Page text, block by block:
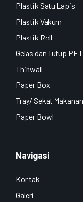
Plastik Satu Lapis
Plastik Vakum
Plastik Roll
Gelas dan Tutup PET
Thinwall
Paper Box
Tray/ Sekat Makanan
Paper Bowl
Navigasi
Kontak
Galeri